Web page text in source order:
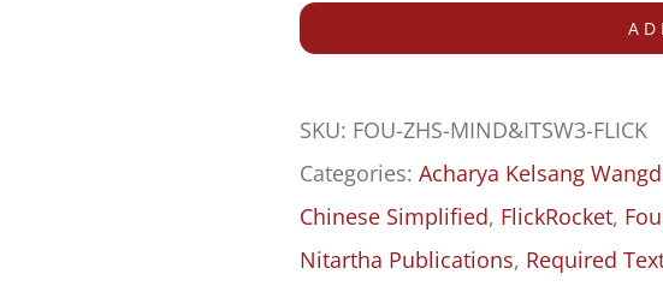
心
世
界
3》
中
SKU: FOU-ZHS-MIND&ITSW3-FLICK
Categories:Acharya Kelsang
Chinese Simplified, FlickRocket,
Nitartha Publications, Required